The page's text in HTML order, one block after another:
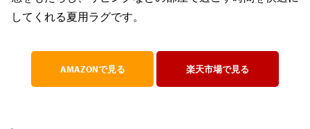
してくれる夏用ラグです。
AMAZONで見る 楽天市場で見る